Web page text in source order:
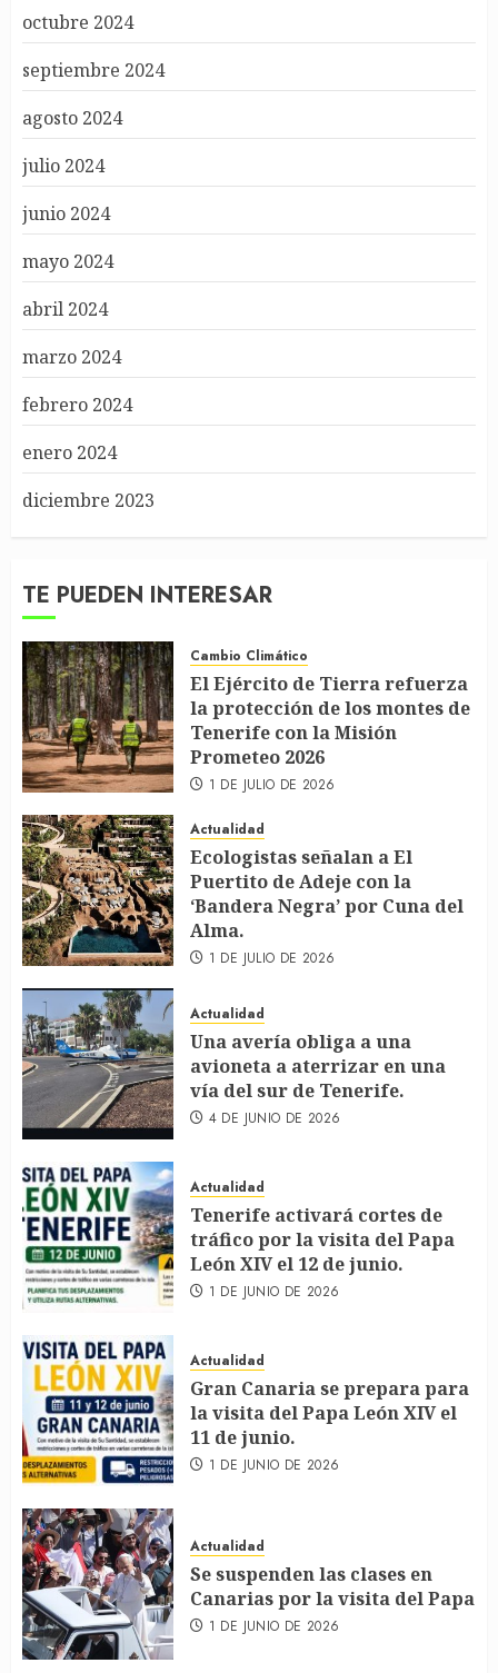
octubre 2024
septiembre 2024
agosto 2024
julio 2024
junio 2024
mayo 2024
abril 2024
marzo 2024
febrero 2024
enero 2024
diciembre 2023
TE PUEDEN INTERESAR
Cambio Climático
El Ejército de Tierra refuerza
la protección de los montes de
Tenerife con la Misión
Prometeo 2026
1 DE JULIO DE 2026
Actualidad
Ecologistas señalan a El
Puertito de Adeje con la
‘Bandera Negra’ por Cuna del
Alma.
1 DE JULIO DE 2026
Actualidad
Una avería obliga a una
avioneta a aterrizar en una
vía del sur de Tenerife.
4 DE JUNIO DE 2026
Actualidad
Tenerife activará cortes de
tráfico por la visita del Papa
León XIV el 12 de junio.
1 DE JUNIO DE 2026
Actualidad
Gran Canaria se prepara para
la visita del Papa León XIV el
11 de junio.
1 DE JUNIO DE 2026
Actualidad
Se suspenden las clases en
Canarias por la visita del Papa
1 DE JUNIO DE 2026